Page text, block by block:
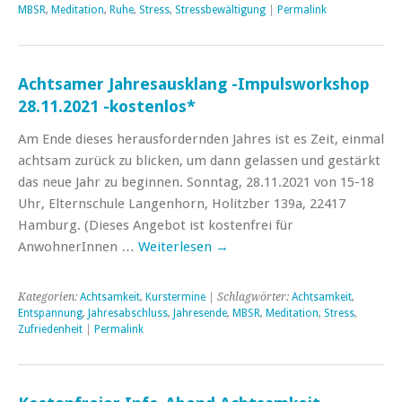
MBSR, Meditation, Ruhe, Stress, Stressbewältigung Permalink
Achtsamer Jahresausklang -Impulsworkshop
28.11.2021 -kostenlos*
Am Ende dieses herausfordernden Jahres ist es Zeit, einmal
achtsam zurück zu blicken, um dann gelassen und gestärkt
das neue Jahr zu beginnen. Sonntag, 28.11.2021 von 15-18
Uhr, Elternschule Langenhorn, Holitzber 139a, 22417
Hamburg. (Dieses Angebot ist kostenfrei für
AnwohnerInnen … Weiterlesen →
Kategorien: Achtsamkeit, Kurstermine | Schlagwörter: Achtsamkeit,
Entspannung, Jahresabschluss, Jahresende, MBSR, Meditation, Stress,
Zufriedenheit
Permalink